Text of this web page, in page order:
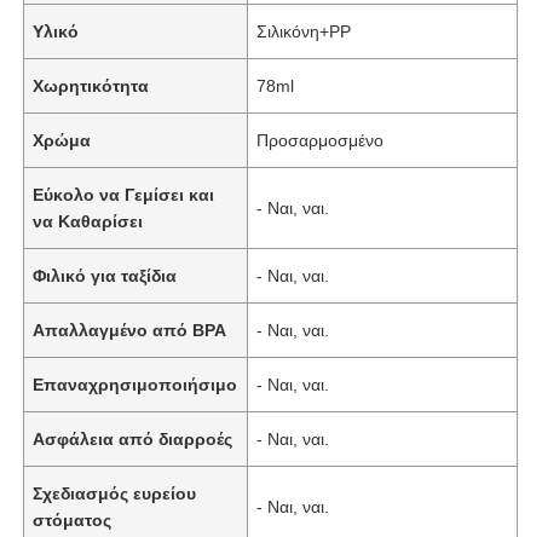
Υλικό Σιλικόνη+PP
Χωρητικότητα 78ml
Χρώμα Προσαρμοσμένο
Εύκολο να Γεμίσει και
να Καθαρίσει
- Ναι, ναι.
Φιλικό για ταξίδια - Ναι, ναι.
Απαλλαγμένο από BPA - Ναι, ναι.
Επαναχρησιμοποιήσιμο - Ναι, ναι.
Ασφάλεια από διαρροές - Ναι, ναι.
Σχεδιασμός ευρείου
στόματος
- Ναι, ναι.